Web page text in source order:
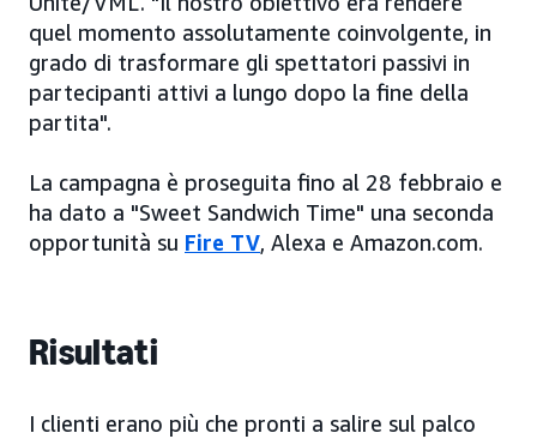
quel momento assolutamente coinvolgente, in
grado di trasformare gli spettatori passivi in
partecipanti attivi a lungo dopo la fine della
partita".
La campagna è proseguita fino al 28 febbraio e
ha dato a "Sweet Sandwich Time" una seconda
opportunità su Fire TV, Alexa e Amazon.com.
Risultati
I clienti erano più che pronti a salire sul palco